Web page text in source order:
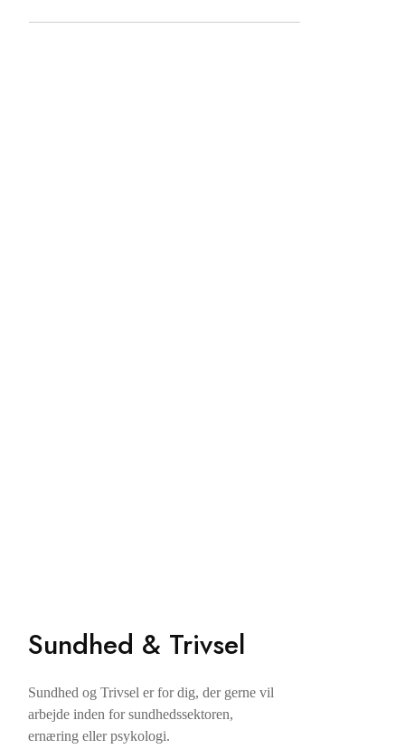
Sundhed & Trivsel
Sundhed og Trivsel er for dig, der gerne vil
arbejde inden for sundhedssektoren,
ernæring eller psykologi.